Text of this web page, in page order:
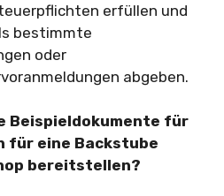
erfüllen und
bestimmte
oder
abgeben.
Beispieldokumente für
für eine Backstube
bereitstellen?